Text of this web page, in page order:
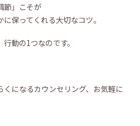
節」こそが
保ってくれる大切なコツ。
行動の1つなのです。
くになるカウンセリング、お気軽に